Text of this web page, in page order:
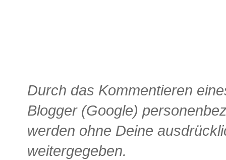
Durch das Kommentieren
Blogger (Google)
werden ohne Deine
weitergegeben.